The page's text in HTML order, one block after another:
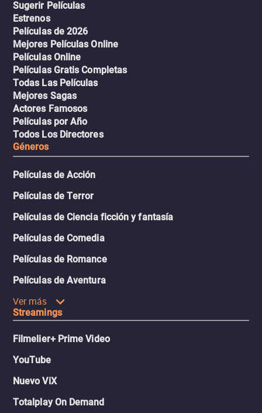
Sugerir Películas
Estrenos
Películas de 2026
Mejores Películas Online
Películas Online
Películas Gratis Completas
Todas Las Películas
Mejores Sagas
Actores Famosos
Películas por Año
Todos Los Directores
Géneros
Películas de Acción
Películas de Terror
Películas de Ciencia ficción y fantasía
Películas de Comedia
Películas de Romance
Películas de Aventura
Ver más
Streamings
Filmelier+ Prime Video
YouTube
Nuevo ViX
Totalplay On Demand